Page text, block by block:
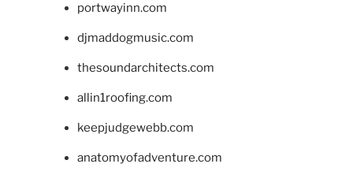
portwayinn.com
djmaddogmusic.com
thesoundarchitects.com
allin1roofing.com
keepjudgewebb.com
anatomyofadventure.com